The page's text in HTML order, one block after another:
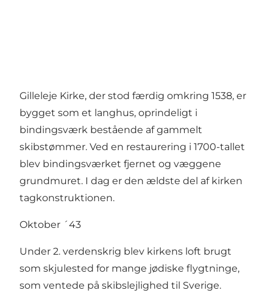
Gilleleje Kirke, der stod færdig omkring 1538, er
bygget som et langhus, oprindeligt i
bindingsværk bestående af gammelt
skibstømmer. Ved en restaurering i 1700-tallet
blev bindingsværket fjernet og væggene
grundmuret. I dag er den ældste del af kirken
tagkonstruktionen.
Oktober ´43
Under 2. verdenskrig blev kirkens loft brugt
som skjulested for mange jødiske flygtninge,
som ventede på skibslejlighed til Sverige.